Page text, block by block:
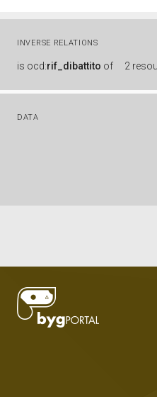
INVERSE RELATIONS
is ocd:rif_dibattito of 2
DATA